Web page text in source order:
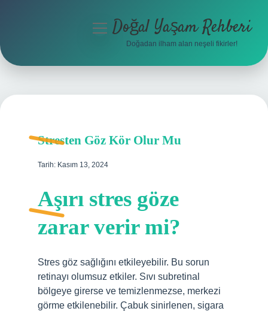
Hakkımızda
menüyüDoğal Yaşam Rehberi
Doğadan ilham alan neşeli fikirler!
Stresten Göz Kör Olur Mu
Tarih: Kasım 13, 2024
Aşırı stres göze
zarar verir mi?
Stres göz sağlığını etkileyebilir. Bu sorun
retinayı olumsuz etkiler. Sıvı subretinal
bölgeye girerse ve temizlenmezse, merkezi
görme etkilenebilir. Çabuk sinirlenen, sigara